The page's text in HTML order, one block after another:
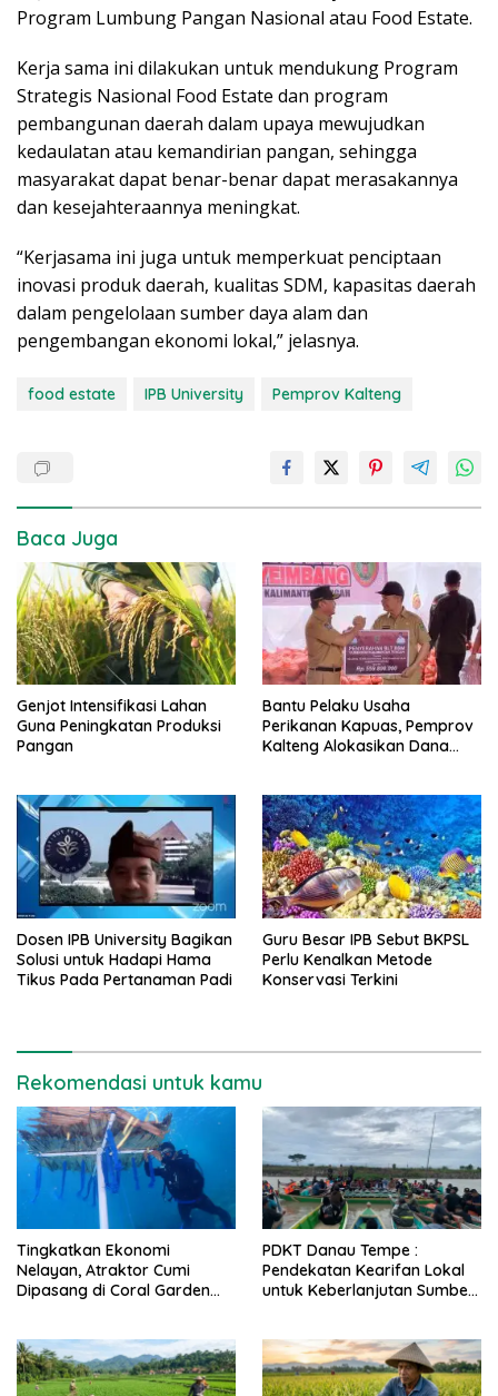
Program Lumbung Pangan Nasional atau Food Estate.
Kerja sama ini dilakukan untuk mendukung Program
Strategis Nasional Food Estate dan program
pembangunan daerah dalam upaya mewujudkan
kedaulatan atau kemandirian pangan, sehingga
masyarakat dapat benar-benar dapat merasakannya
dan kesejahteraannya meningkat.
“Kerjasama ini juga untuk memperkuat penciptaan
inovasi produk daerah, kualitas SDM, kapasitas daerah
dalam pengelolaan sumber daya alam dan
pengembangan ekonomi lokal,” jelasnya.
food estate IPB University Pemprov Kalteng
Baca Juga
Genjot Intensifikasi Lahan
Guna Peningkatan Produksi
Pangan
Bantu Pelaku Usaha
Perikanan Kapuas, Pemprov
Kalteng Alokasikan Dana
Dosen IPB University Bagikan
Solusi untuk Hadapi Hama
Tikus Pada Pertanaman Padi
Guru Besar IPB Sebut BKPSL
Perlu Kenalkan Metode
Konservasi Terkini
Rekomendasi untuk kamu
Tingkatkan Ekonomi
Nelayan, Atraktor Cumi
Dipasang di Coral Garden
PDKT Danau Tempe :
Pendekatan Kearifan Lokal
untuk Keberlanjutan Sumber